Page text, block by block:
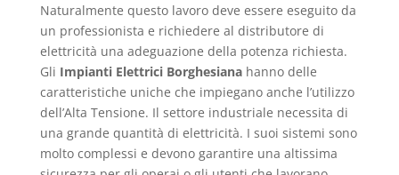
Naturalmente questo lavoro deve essere eseguito da
un professionista e richiedere al distributore di
elettricità una adeguazione della potenza richiesta.
Gli Impianti Elettrici Borghesianahanno delle
caratteristiche uniche che impiegano anche l’utilizzo
dell’Alta Tensione. Il settore industriale necessita di
una grande quantità di elettricità. I suoi sistemi sono
molto complessi e devono garantire una altissima